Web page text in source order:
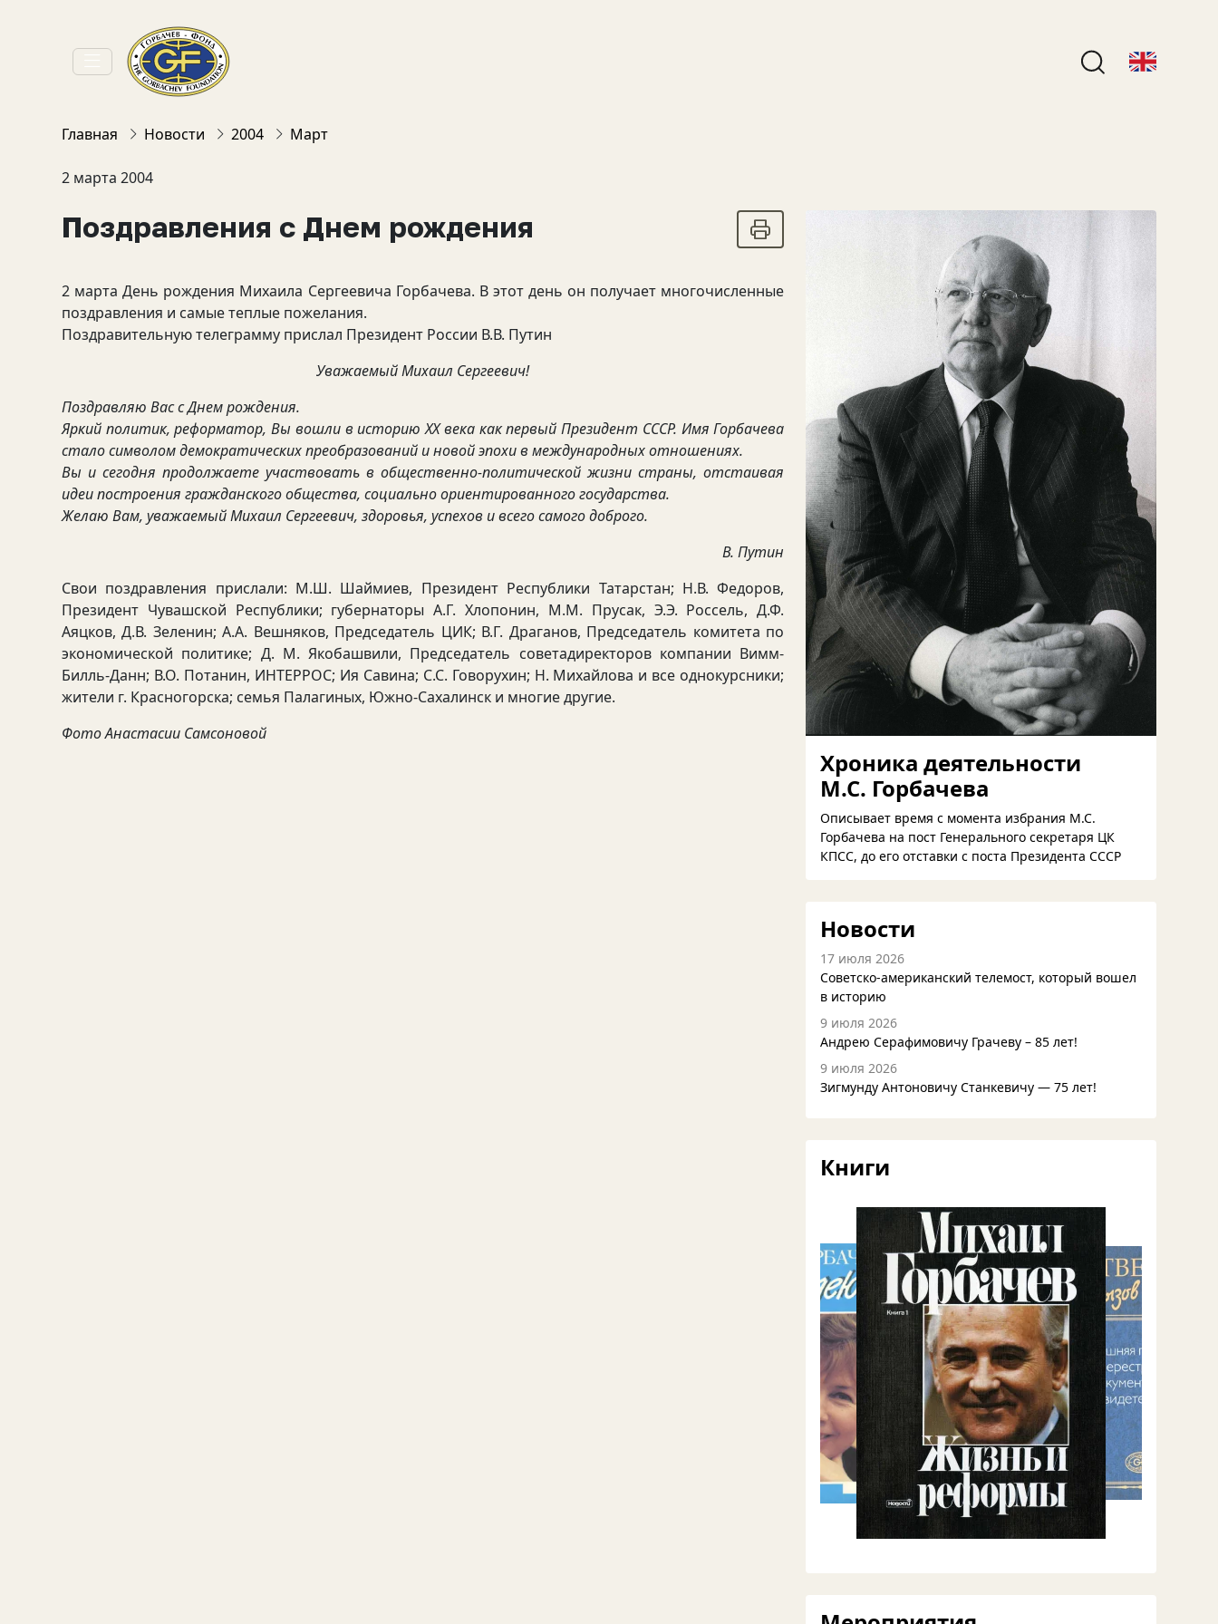
Главная Новости 2004 Март
2 марта 2004
Поздравления с Днем рождения
2 марта День рождения Михаила Сергеевича Горбачева. В этот день он получает многочисленные
поздравления и самые теплые пожелания.
Поздравительную телеграмму прислал Президент России В.В. Путин
Уважаемый Михаил Сергеевич!
Поздравляю Вас с Днем рождения.
Яркий политик, реформатор, Вы вошли в историю ХХ века как первый Президент СССР. Имя Горбачева
стало символом демократических преобразований и новой эпохи в международных отношениях.
Вы и сегодня продолжаете участвовать в общественно-политической жизни страны, отстаивая
идеи построения гражданского общества, социально ориентированного государства.
Желаю Вам, уважаемый Михаил Сергеевич, здоровья, успехов и всего самого доброго.
В. Путин
Свои поздравления прислали: М.Ш. Шаймиев, Президент Республики Татарстан; Н.В. Федоров,
Президент Чувашской Республики; губернаторы А.Г. Хлопонин, М.М. Прусак, Э.Э. Россель, Д.Ф.
Аяцков, Д.В. Зеленин; А.А. Вешняков, Председатель ЦИК; В.Г. Драганов, Председатель комитета по
экономической политике; Д. М. Якобашвили, Председатель советадиректоров компании Вимм-
Билль-Данн; В.О. Потанин, ИНТЕРРОС; Ия Савина; С.С. Говорухин; Н. Михайлова и все однокурсники;
жители г. Красногорска; семья Палагиных, Южно-Сахалинск и многие другие.
Фото Анастасии Самсоновой
Хроника деятельности
М.С. Горбачева
Описывает время с момента избрания М.С.
Горбачева на пост Генерального секретаря ЦК
КПСС, до его отставки с поста Президента СССР
Новости
17 июля 2026
Советско-американский телемост, который вошел
в историю
9 июля 2026
Андрею Серафимовичу Грачеву – 85 лет!
9 июля 2026
Зигмунду Антоновичу Станкевичу — 75 лет!
Книги